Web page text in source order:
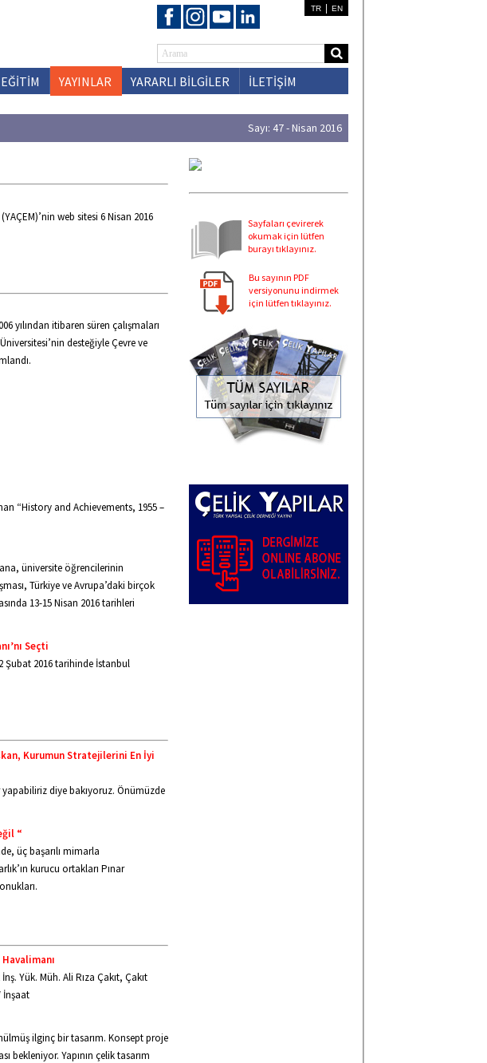
TR EN
EĞİTİM YAYINLAR YARARLI BİLGİLER İLETİŞİM
Sayı: 47 - Nisan 2016
web sitesi 6 Nisan 2016
yılından itibaren süren çalışmaları
desteğiyle Çevre ve
“History and Achievements, 1955 –
üniversite öğrencilerinin
Türkiye ve Avrupa’daki birçok
13-15 Nisan 2016 tarihleri
Seçti
Şubat 2016 tarihinde İstanbul
Kurumun Stratejilerini En İyi
diye bakıyoruz. Önümüzde
“
üç başarılı mimarla
kurucu ortakları Pınar
Yük. Müh. Ali Rıza Çakıt, Çakıt
İnşaat
ilginç bir tasarım. Konsept proje
bekleniyor. Yapının çelik tasarım
Sayfaları çevirerek
okumak için lütfen
burayı tıklayınız.
Bu sayının PDF
versiyonunu indirmek
için lütfen tıklayınız.